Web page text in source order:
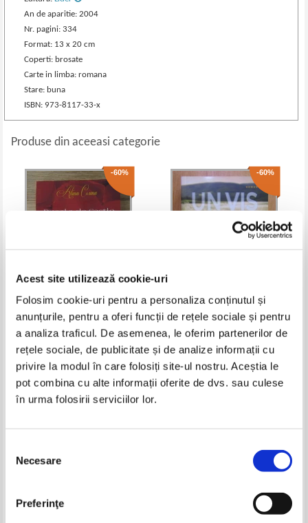
Acest site utilizează cookie-uri
Folosim cookie-uri pentru a personaliza conținutul și
anunțurile, pentru a oferi funcții de rețele sociale și pentru
a analiza traficul. De asemenea, le oferim partenerilor de
rețele sociale, de publicitate și de analize informații cu
privire la modul în care folosiți site-ul nostru. Aceștia le
pot combina cu alte informații oferite de dvs. sau culese
în urma folosirii serviciilor lor.
consimțământului
Necesare
Preferinţe
An de aparitie: 2004
Nr. pagini: 334
Format: 13 x 20 cm
Coperti: brosate
Carte in limba: romana
Stare: buna
ISBN: 973-8117-33-x
Produse din aceeasi categorie
-60%
Alina Cosma - Ducele de Castle.
Fiica regelui
Pret: 34,00Lei 13,60 Lei
Adaugă în coș
-60%
Abbi Glines - Un vis in miez de
vis
Pret:29,00Lei 11,60 Lei
Adaugă în coș
-30%